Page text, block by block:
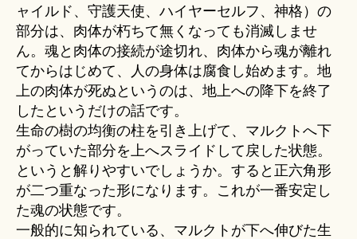
ャイルド、守護天使、ハイヤーセルフ、神格）の
部分は、肉体が朽ちて無くなっても消滅しませ
ん。魂と肉体の接続が途切れ、肉体から魂が離れ
てからはじめて、人の身体は腐食し始めます。地
上の肉体が死ぬというのは、地上への降下を終了
したというだけの話です。
生命の樹の均衡の柱を引き上げて、マルクトへ下
がっていた部分を上へスライドして戻した状態。
というと解りやすいでしょうか。すると正六角形
が二つ重なった形になります。これが一番安定し
た魂の状態です。
一般的に知られている、マルクトが下へ伸びた生